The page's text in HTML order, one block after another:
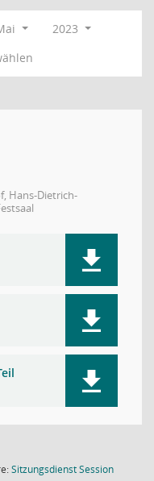
2023
Hans-Dietrich-
SitzungsdienstSession(Wird in